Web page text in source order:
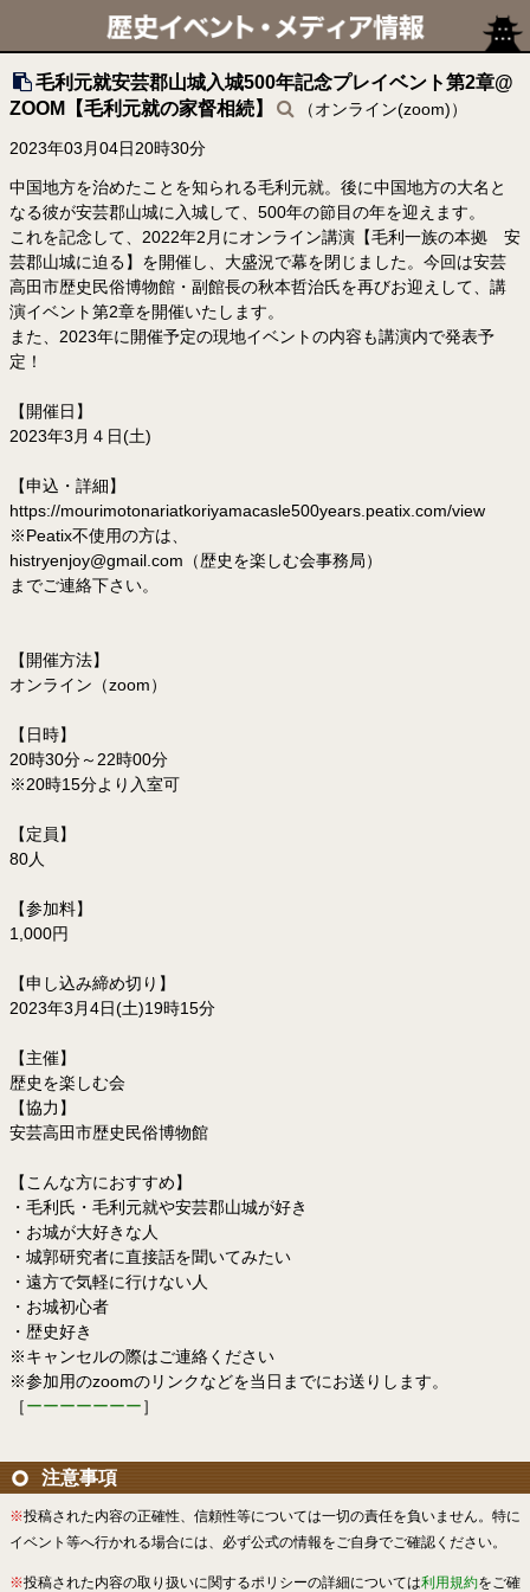
毛利元就安芸郡山城入城500年記念プレイベント第2章@
ZOOM【毛利元就の家督相続】
（オンライン(zoom)）
2023年03月04日20時30分
中国地方を治めたことを知られる毛利元就。後に中国地方の大名と
なる彼が安芸郡山城に入城して、500年の節目の年を迎えます。
これを記念して、2022年2月にオンライン講演【毛利一族の本拠 安
芸郡山城に迫る】を開催し、大盛況で幕を閉じました。今回は安芸
高田市歴史民俗博物館・副館長の秋本哲治氏を再びお迎えして、講
演イベント第2章を開催いたします。
また、2023年に開催予定の現地イベントの内容も講演内で発表予
定！
【開催日】
2023年3月４日(土)
【申込・詳細】
https://mourimotonariatkoriyamacasle500years.peatix.com/view
※Peatix不使用の方は、
histryenjoy@gmail.com（歴史を楽しむ会事務局）
までご連絡下さい。
【開催方法】
オンライン（zoom）
【日時】
20時30分～22時00分
※20時15分より入室可
【定員】
80人
【参加料】
1,000円
【申し込み締め切り】
2023年3月4日(土)19時15分
【主催】
歴史を楽しむ会
【協力】
安芸高田市歴史民俗博物館
【こんな方におすすめ】
・毛利氏・毛利元就や安芸郡山城が好き
・お城が大好きな人
・城郭研究者に直接話を聞いてみたい
・遠方で気軽に行けない人
・お城初心者
・歴史好き
※キャンセルの際はご連絡ください
※参加用のzoomのリンクなどを当日までにお送りします。
［ーーーーーーー］
注意事項
※投稿された内容の正確性、信頼性等については一切の責任を負いません。特に
イベント等へ行かれる場合には、必ず公式の情報をご自身でご確認ください。
※投稿された内容の取り扱いに関するポリシーの詳細については利用規約をご確